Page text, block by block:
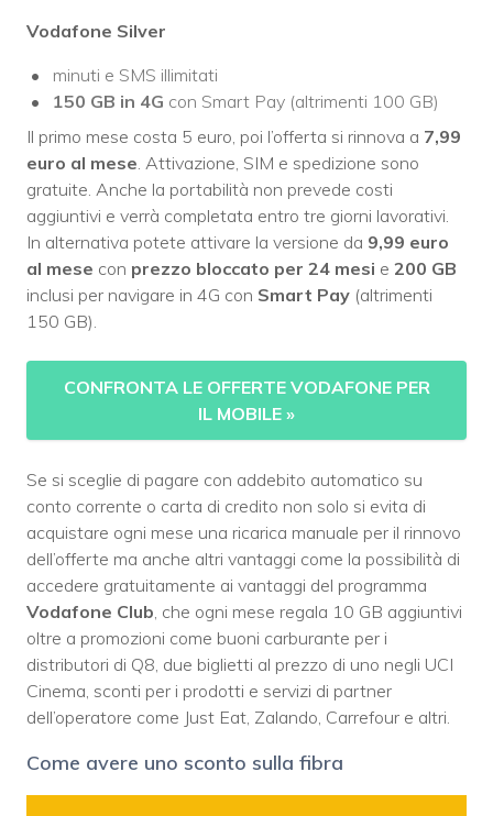
Vodafone Silver
minuti e SMS illimitati
150 GB in 4G con Smart Pay (altrimenti 100 GB)
Il primo mese costa 5 euro, poi l’offerta si rinnova a 7,99
euro al mese. Attivazione, SIM e spedizione sono
gratuite. Anche la portabilità non prevede costi
aggiuntivi e verrà completata entro tre giorni lavorativi.
In alternativa potete attivare la versione da 9,99 euro
al mese con prezzo bloccato per 24 mesi e 200 GB
inclusi per navigare in 4G con Smart Pay (altrimenti
150 GB).
CONFRONTA LE OFFERTE VODAFONE PER
IL MOBILE »
Se si sceglie di pagare con addebito automatico su
conto corrente o carta di credito non solo si evita di
acquistare ogni mese una ricarica manuale per il rinnovo
dell’offerte ma anche altri vantaggi come la possibilità di
accedere gratuitamente ai vantaggi del programma
Vodafone Club, che ogni mese regala 10 GB aggiuntivi
oltre a promozioni come buoni carburante per i
distributori di Q8, due biglietti al prezzo di uno negli UCI
Cinema, sconti per i prodotti e servizi di partner
dell’operatore come Just Eat, Zalando, Carrefour e altri.
Come avere uno sconto sulla fibra